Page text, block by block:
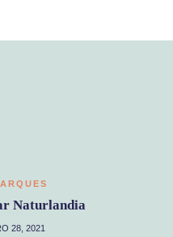
Naturlandia
28, 2021